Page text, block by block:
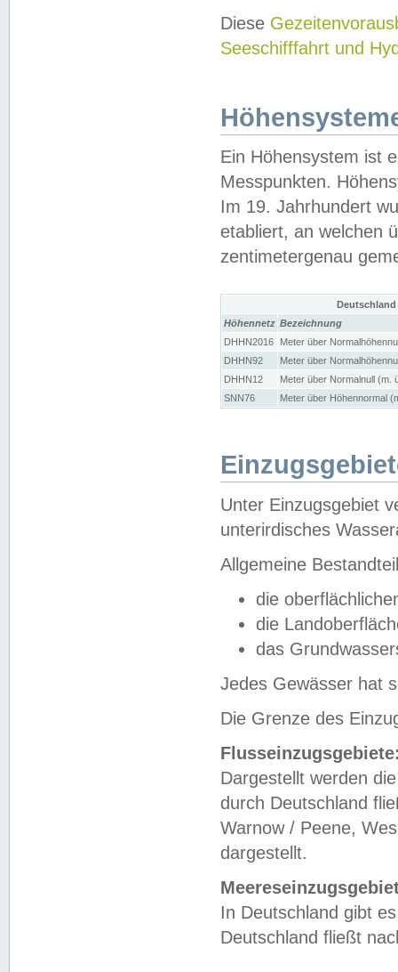
Diese
Seeschifffahrt und
Ein Höhensystem ist
Messpunkten.
Im 19. Jahrhundert
etabliert, an welchen
zentimetergenau
Höhennetz Bezeichnung
DHHN2016
Meter über
DHHN92
Meter über
DHHN12
Meter über Normalnull (m.
SNN76
Meter über Höhennormal
Unter Einzugsgebiet
unterirdisches
Allgemeine
die
die
das
Jedes Gewässer hat
Die Grenze des
Dargestellt werden
durch Deutschland
Warnow / Peene,
dargestellt.
In Deutschland gibt
Deutschland fließt